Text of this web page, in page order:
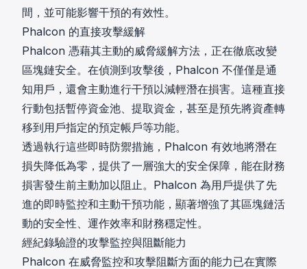
間，並可能影響干預的有效性。
Phalcon 的直接攻擊緩解
Phalcon 憑藉其主動的威脅緩解方法，正在徹底改變
區塊鏈安全。在偵測到攻擊後，Phalcon 不僅僅是通
知用戶，還會主動進行干預以減輕潛在損害。這種直接
行動包括暫停資金池、提取資金，甚至是預先將資產轉
移到用戶指定的預定帳戶等功能。
透過執行這些即時防禦措施，Phalcon 有效地將潛在
損失降低為零，提供了一層強大的安全保障，能在財務
損害發生前主動加以阻止。Phalcon 為用戶提供了先
進的即時監控和主動干預功能，顯著增強了其區塊鏈活
動的安全性、運作效率和財務穩定性。
經紀錄驗證的攻擊監控與阻斷能力
Phalcon 在威脅監控和攻擊阻斷方面的能力已在實際